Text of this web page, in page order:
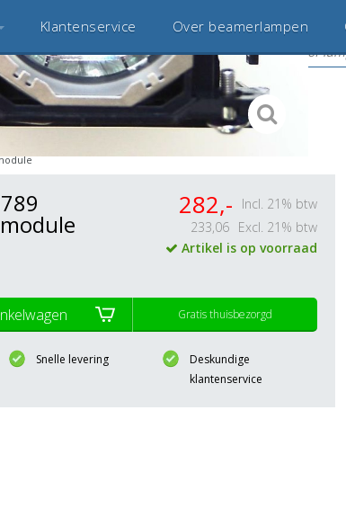
Klantbeoordeling 9,0
Bekijk alle 1000+ reviews
Klantenservice Over beamerlampen
20 jaar betrouwbaar en ervaren
282,-
Incl. 21% btw
233,06 Excl. 21% btw
Artikel is op voorraad
Gratis thuisbezorgd
Snelle levering
Deskundige
klantenservice